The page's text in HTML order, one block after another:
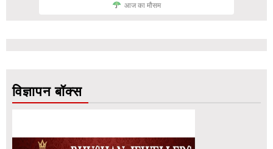
आज का मौसम
विज्ञापन बॉक्स